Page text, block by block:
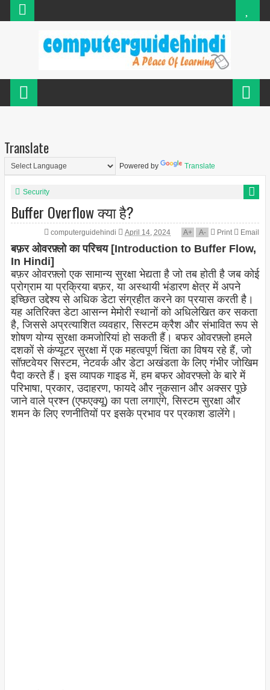
Translate
Powered by Translate
Security
Buffer Overflow क्या है?
computerguidehindi April 14, 2024 A+ A- Print Email
बफ़र ओवरफ़्लो का परिचय [Introduction to Buffer Flow,
In Hindi]
बफ़र ओवरफ़्लो एक सामान्य सुरक्षा भेद्यता है जो तब होती है जब कोई
प्रोग्राम या प्रक्रिया बफ़र, या अस्थायी भंडारण क्षेत्र में अपने
इच्छित उद्देश्य से अधिक डेटा संग्रहीत करने का प्रयास करती है।
यह अतिरिक्त डेटा आसन्न मेमोरी स्थानों को अधिलेखित कर सकता
है, जिससे अप्रत्याशित व्यवहार, सिस्टम क्रैश और संभावित रूप से
शोषण योग्य सुरक्षा कमजोरियां हो सकती हैं। बफर ओवरफ़्लो हमले
दशकों से कंप्यूटर सुरक्षा में एक महत्वपूर्ण चिंता का विषय रहे हैं, जो
सॉफ़्टवेयर सिस्टम, नेटवर्क और डेटा अखंडता के लिए गंभीर जोखिम
पैदा करते हैं। इस व्यापक गाइड में, हम बफर ओवरफ्लो के बारे में
परिभाषा, प्रकार, उदाहरण, फायदे और नुकसान और अक्सर पूछे
जाने वाले प्रश्न (एफएक्यू) का पता लगाएंगे, सिस्टम सुरक्षा और
शमन के लिए रणनीतियों पर इसके प्रभाव पर प्रकाश डालेंगे।